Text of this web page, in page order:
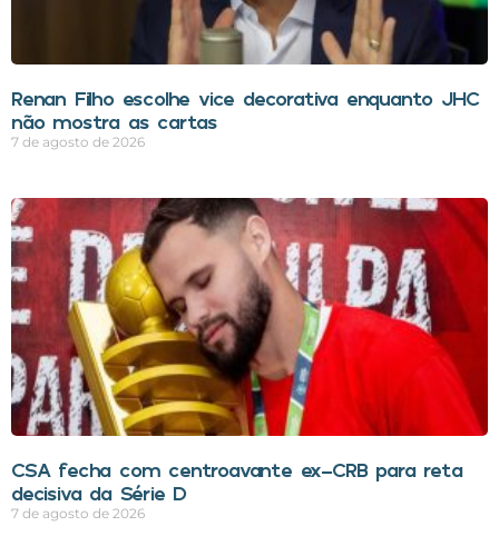
Renan Filho escolhe vice decorativa enquanto JHC
não mostra as cartas
7 de agosto de 2026
CSA fecha com centroavante ex-CRB para reta
decisiva da Série D
7 de agosto de 2026